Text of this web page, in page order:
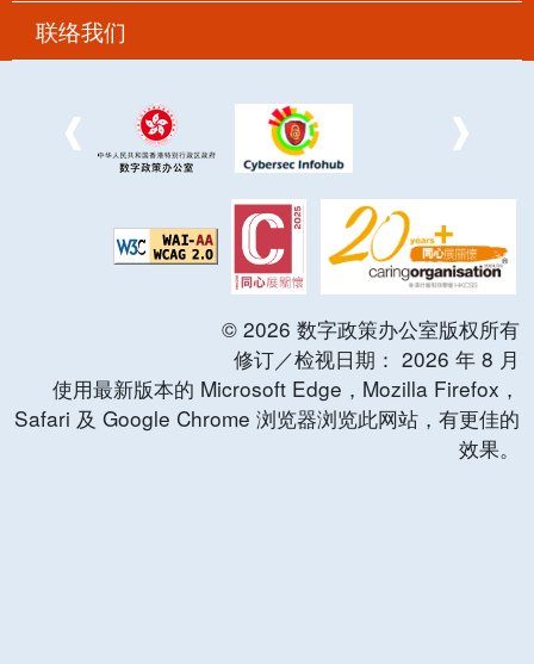
联络我们
© 2026 数字政策办公室版权所有
修订／检视日期： 2026 年 8 月
使用最新版本的 Microsoft Edge，Mozilla Firefox，
Safari 及 Google Chrome 浏览器浏览此网站，有更佳的
效果。